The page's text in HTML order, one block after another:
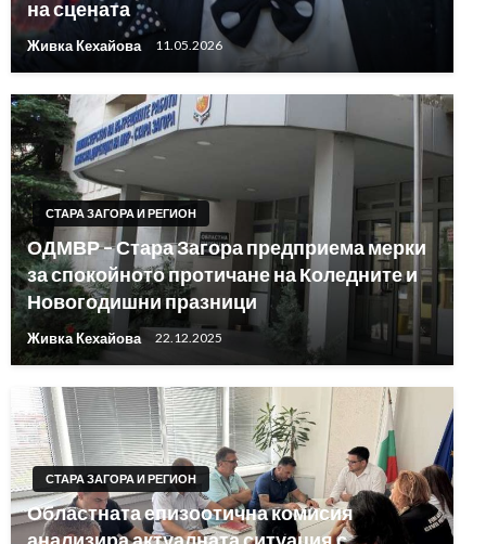
на сцената
Живка Кехайова 11.05.2026
СТАРА ЗАГОРА И РЕГИОН
ОДМВР – Стара Загора предприема мерки
за спокойното протичане на Коледните и
Новогодишни празници
Живка Кехайова 22.12.2025
СТАРА ЗАГОРА И РЕГИОН
Областната епизоотична комисия